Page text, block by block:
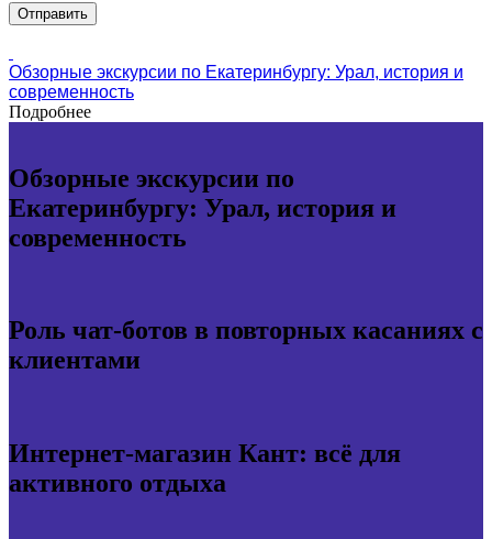
Обзорные экскурсии по Екатеринбургу: Урал, история и
современность
Подробнее
Обзорные экскурсии по
Екатеринбургу: Урал, история и
современность
Роль чат-ботов в повторных касаниях с
клиентами
Интернет-магазин Кант: всё для
активного отдыха